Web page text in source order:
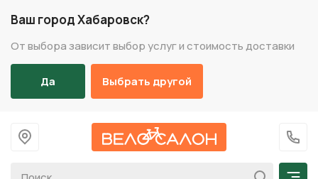
Ваш город Хабаровск?
От выбора зависит выбор услуг и стоимость доставки
Да Выбрать другой
На главную
+7